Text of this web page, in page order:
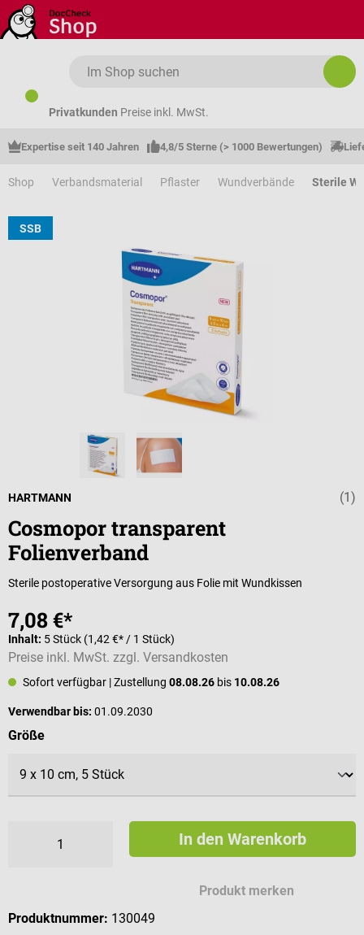
Zum Hauptinhalt springen
Privatkunden Preise inkl. MwSt.
Expertise seit 140 Jahren 4,8/5 Sterne (> 1000 Bewertungen)
Shop Verbandsmaterial Pflaster Wundverbände Sterile
SSB
(1)
HARTMANN
Cosmopor transparent
Folienverband
Sterile postoperative Versorgung aus Folie mit Wundkissen
7,08 €*
Inhalt: 5 Stück (1,42 €* / 1 Stück)
Preise inkl. MwSt. zzgl. Versandkosten
Sofort verfügbar | Zustellung 08.08.26 bis 10.08.26
Verwendbar bis: 01.09.2030
Größeauswählen
In den Warenkorb
Produkt merken
Produktnummer: 130049